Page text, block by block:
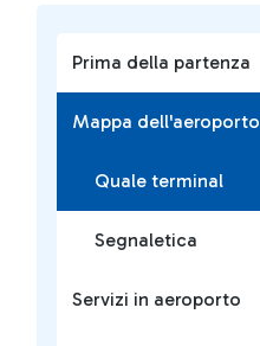
Prima della partenza
Mappa dell'aeroporto
Quale terminal
Segnaletica
Servizi in aeroporto